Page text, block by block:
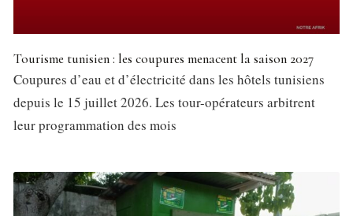
Tourisme tunisien : les coupures menacent la saison 2027
Coupures d’eau et d’électricité dans les hôtels tunisiens
depuis le 15 juillet 2026. Les tour-opérateurs arbitrent
leur programmation des mois